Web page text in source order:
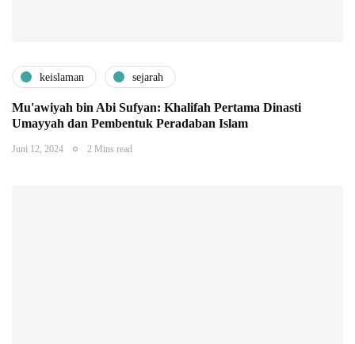
keislaman sejarah
Mu'awiyah bin Abi Sufyan: Khalifah Pertama Dinasti
Umayyah dan Pembentuk Peradaban Islam
Juni 12, 2024 2 Mins read